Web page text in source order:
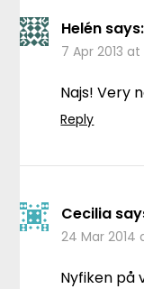
Helén says:
7 Apr 2013 at
Najs! Very
Reply
Cecilia
24 Mar 2014
Nyfiken på